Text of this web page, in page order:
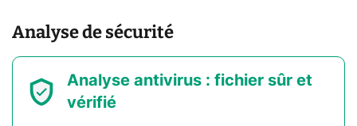
Analyse de sécurité
Analyse antivirus : fichier sûr et
vérifié